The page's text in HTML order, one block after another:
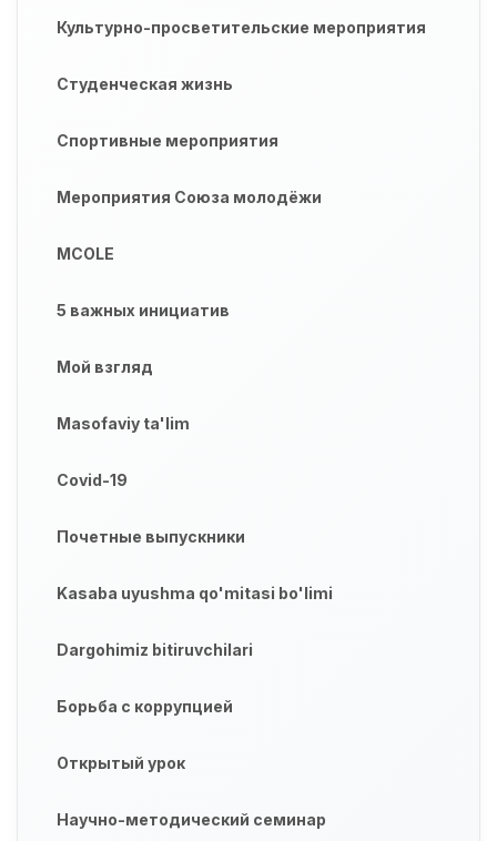
Культурно-просветительские мероприятия
Студенческая жизнь
Спортивные мероприятия
Мероприятия Союза молодёжи
MCOLE
5 важных инициатив
Мой взгляд
Masofaviy ta'lim
Covid-19
Почетные выпускники
Kasaba uyushma qo'mitasi bo'limi
Dargohimiz bitiruvchilari
Борьба с коррупцией
Открытый урок
Научно-методический семинар